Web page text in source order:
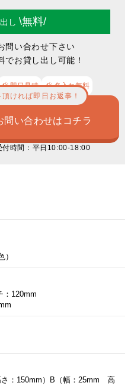
し \無料/
問い合わせ下さい
でお貸し出し可能！
即日見積 名入れ無料
問い合わせはコチラ
ければ即日お返事！
付時間：平日10:00-18:00
：120mm
：150mm）B（幅：25mm 高